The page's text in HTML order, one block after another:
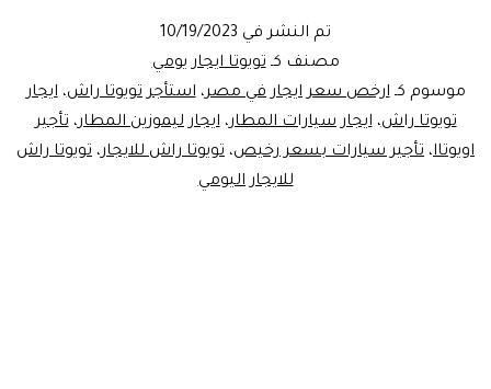
من
ليموزين
مصر
تم النشر في 10/19/2023
مصنف كـتويوتا ايجار يومي
موسوم كـارخص سعر ايجار في مصر،استأجر تويوتا راش،ايجار
تويوتا راش،ايجار سيارات المطار،ايجار ليموزين المطار،تأجير
اويوتاا، تأجير سيارات بسعر رخيص، تويوتا راش للايجار، تويوتا راش
للايجار اليومي